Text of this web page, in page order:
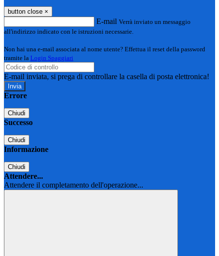
button close ×
E-mail Verrà inviato un messaggio
all'indirizzo indicato con le istruzioni necessarie.
Non hai una e-mail associata al nome utente? Effettua il reset della password
tramite la Login Spaggiari
E-mail inviata, si prega di controllare la casella di posta elettronica!
Errore
Chiudi
Successo
Chiudi
Informazione
Chiudi
Attendere...
Attendere il completamento dell'operazione...